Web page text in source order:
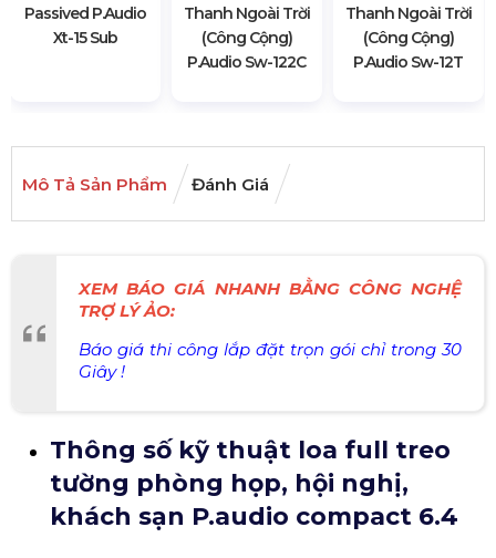
Passived P.audio
Xt-15 Sub
Thanh Ngoài Trời
(Công Cộng)
P.audio Sw-122C
Thanh Ngoài Trời
(Công Cộng)
P.audio Sw-12T
Mô Tả Sản Phẩm Đánh Giá
XEM BÁO GIÁ NHANH BẰNG CÔNG NGHỆ
TRỢ LÝ ẢO:
Báo giá thi công lắp đặt trọn gói chỉ trong 30
Giây !
Thông số kỹ thuật loa full treo
tường phòng họp, hội nghị,
khách sạn P.audio compact 6.4